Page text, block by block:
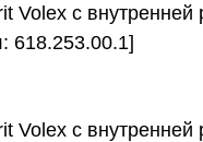
Volex с внутренней
618.253.00.1]
Volex с внутренней